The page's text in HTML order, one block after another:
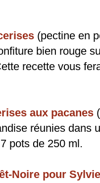
(pectine en
bien rouge
recette vous
aux pacanes
réunies dans
pots de 250 ml.
Noire pour Sylvie